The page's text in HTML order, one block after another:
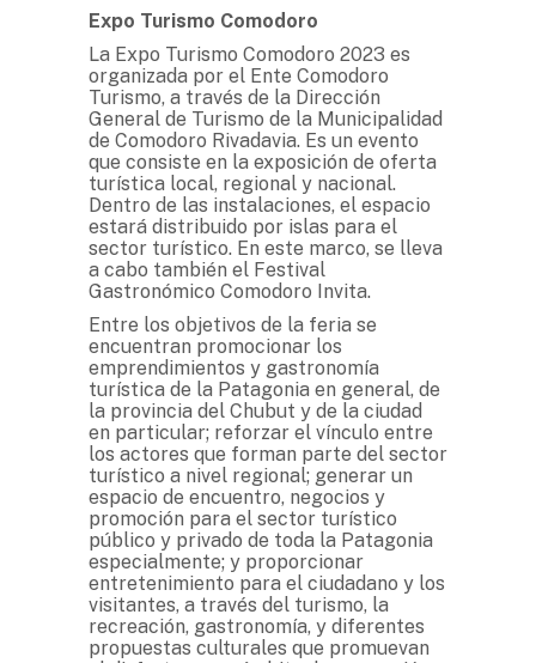
Expo Turismo Comodoro
La Expo Turismo Comodoro 2023 es
organizada por el Ente Comodoro
Turismo, a través de la Dirección
General de Turismo de la Municipalidad
de Comodoro Rivadavia. Es un evento
que consiste en la exposición de oferta
turística local, regional y nacional.
Dentro de las instalaciones, el espacio
estará distribuido por islas para el
sector turístico. En este marco, se lleva
a cabo también el Festival
Gastronómico Comodoro Invita.
Entre los objetivos de la feria se
encuentran promocionar los
emprendimientos y gastronomía
turística de la Patagonia en general, de
la provincia del Chubut y de la ciudad
en particular; reforzar el vínculo entre
los actores que forman parte del sector
turístico a nivel regional; generar un
espacio de encuentro, negocios y
promoción para el sector turístico
público y privado de toda la Patagonia
especialmente; y proporcionar
entretenimiento para el ciudadano y los
visitantes, a través del turismo, la
recreación, gastronomía, y diferentes
propuestas culturales que promuevan